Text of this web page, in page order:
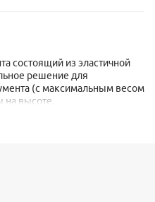
состоящий из эластичной
решение для
(с максимальным весом
на высоте.
в качестве СИЗ от